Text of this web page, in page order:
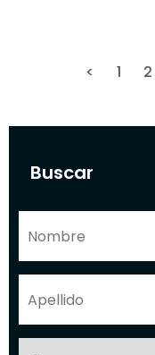
Buscar
< 1 2